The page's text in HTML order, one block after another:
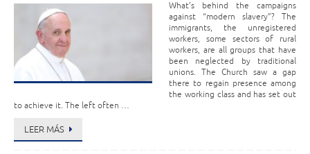
What’s behind the campaigns
against “modern slavery”? The
immigrants, the unregistered
workers, some sectors of rural
workers, are all groups that have
been neglected by traditional
unions. The Church saw a gap
there to regain presence among
the working class and has set out
to achieve it. The left often …
LEER MÁS